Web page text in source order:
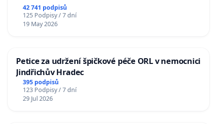
42 741 podpisů
125 Podpisy / 7 dní
19 May 2026
Petice za udržení špičkové péče ORL v nemocnici
Jindřichův Hradec
395 podpisů
123 Podpisy / 7 dní
29 Jul 2026